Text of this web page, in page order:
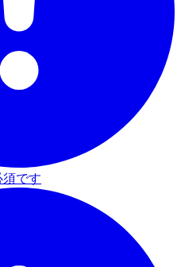
です